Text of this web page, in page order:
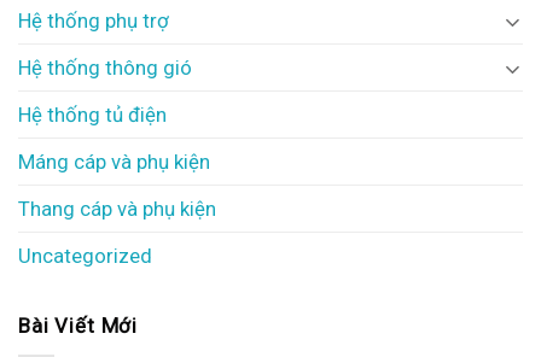
Hệ thống phụ trợ
Hệ thống thông gió
Hệ thống tủ điện
Máng cáp và phụ kiện
Thang cáp và phụ kiện
Uncategorized
Bài Viết Mới